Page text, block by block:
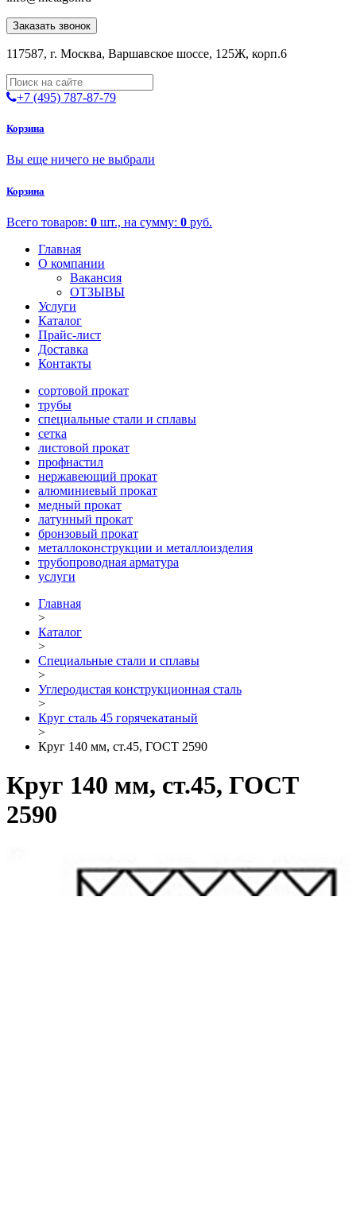
Заказать звонок
117587, г. Москва, Варшавское шоссе, 125Ж, корп.6
+7 (495) 787-87-79
Корзина
Вы еще ничего не выбрали
Корзина
Всего товаров: 0 шт., на сумму: 0 руб.
Главная
О компании
Вакансия
ОТЗЫВЫ
Услуги
Каталог
Прайс-лист
Доставка
Контакты
сортовой прокат
трубы
специальные стали и сплавы
сетка
листовой прокат
профнастил
нержавеющий прокат
алюминиевый прокат
медный прокат
латунный прокат
бронзовый прокат
металлоконструкции и металлоизделия
трубопроводная арматура
услуги
Главная
>
Каталог
>
Специальные стали и сплавы
>
Углеродистая конструкционная сталь
>
Круг сталь 45 горячекатаный
>
Круг 140 мм, ст.45, ГОСТ 2590
Круг 140 мм, ст.45, ГОСТ
2590